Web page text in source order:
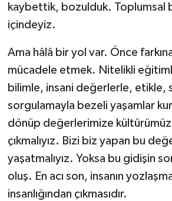
kaybettik, bozulduk. Toplumsal
içindeyiz.
Ama hâlâ bir yol var. Önce
mücadele etmek. Nitelikli
bilimle, insani değerlerle, etikle,
sorgulamayla bezeli yaşamlar
dönüp değerlerimize
çıkmalıyız. Bizi biz yapan bu
yaşatmalıyız. Yoksa bu gidişin
oluş. En acı son, insanın
insanlığından çıkmasıdır.